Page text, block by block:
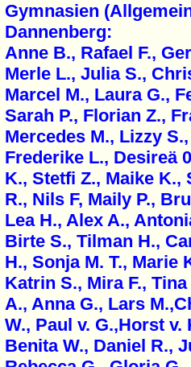
Gymnasien
Dannenberg:
Anne B., Rafael F.,
Merle L., Julia S.,
Marcel M., Laura G.,
Sarah P., Florian Z.,
Mercedes M., Lizzy
Frederike L., Desireä
K., Stetfi Z., Maike K.,
R., Nils F, Maily P.,
Lea H., Alex A.,
Birte S., Tilman H.,
H., Sonja M. T., Marie
Katrin S., Mira F.,
A., Anna G., Lars
W., Paul v. G.,Horst
Benita W., Daniel R.,